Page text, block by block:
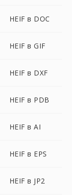
HEIF в DOC
HEIF в GIF
HEIF в DXF
HEIF в PDB
HEIF в AI
HEIF в EPS
HEIF в JP2